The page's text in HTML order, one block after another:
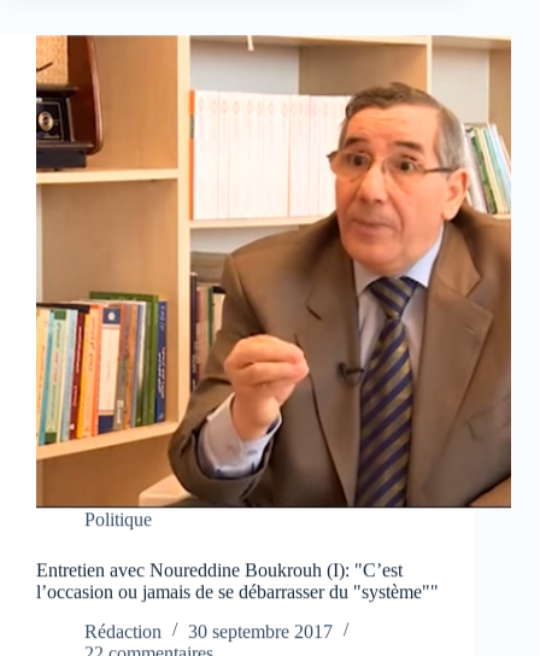
Politique
Entretien avec Noureddine Boukrouh (I): "C’est
l’occasion ou jamais de se débarrasser du "système""
Rédaction
30 septembre 2017